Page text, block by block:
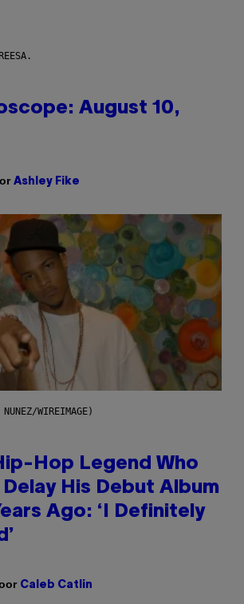
August 10,
Ashley Fike
WIREIMAGE)
Hop Legend Who
Delay His Debut Album
Ago: ‘I Definitely
Caleb Catlin